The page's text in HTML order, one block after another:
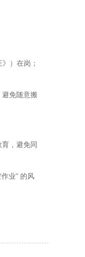
）在岗；
免随意搬
，避免同
业” 的风